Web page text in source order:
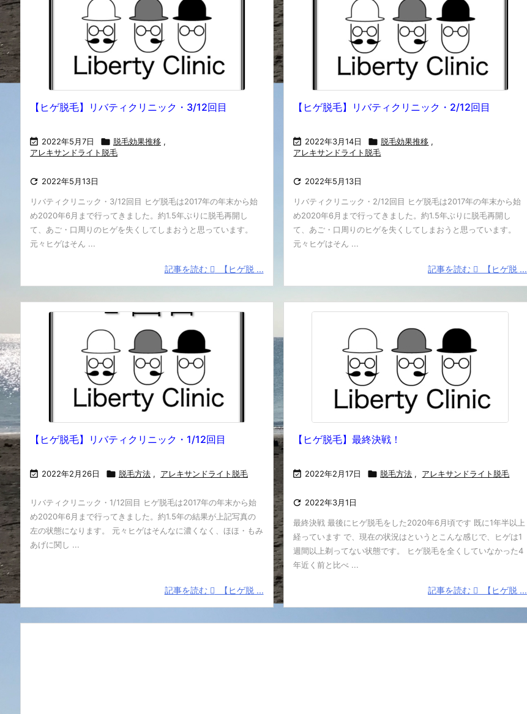
【ヒゲ脱毛】リバティクリニック・3/12回目
 2022年5月7日  脱毛効果推移 ,
アレキサンドライト脱毛
 2022年5月13日
リバティクリニック・3/12回目 ヒゲ脱毛は2017年の年末から始
め2020年6月まで行ってきました。約1.5年ぶりに脱毛再開し
て、あご・口周りのヒゲを失くしてしまおうと思っています。
元々ヒゲはそん ...
記事を読む 【ヒゲ脱 ...
【ヒゲ脱毛】リバティクリニック・2/12回目
 2022年3月14日  脱毛効果推移 ,
アレキサンドライト脱毛
 2022年5月13日
リバティクリニック・2/12回目 ヒゲ脱毛は2017年の年末から始
め2020年6月まで行ってきました。約1.5年ぶりに脱毛再開し
て、あご・口周りのヒゲを失くしてしまおうと思っています。
元々ヒゲはそん ...
記事を読む 【ヒゲ脱 ...
【ヒゲ脱毛】リバティクリニック・1/12回目
 2022年2月26日  脱毛方法 , アレキサンドライト脱毛
リバティクリニック・1/12回目 ヒゲ脱毛は2017年の年末から始
め2020年6月まで行ってきました。約1.5年の結果が上記写真の
左の状態になります。 元々ヒゲはそんなに濃くなく、ほほ・もみ
あげに関し ...
記事を読む 【ヒゲ脱 ...
【ヒゲ脱毛】最終決戦！
 2022年2月17日  脱毛方法 , アレキサンドライト脱毛
 2022年3月1日
最終決戦 最後にヒゲ脱毛をした2020年6月頃です 既に1年半以上
経っています で、現在の状況はというとこんな感じで、ヒゲは1
週間以上剃ってない状態です。 ヒゲ脱毛を全くしていなかった4
年近く前と比べ ...
記事を読む 【ヒゲ脱 ...